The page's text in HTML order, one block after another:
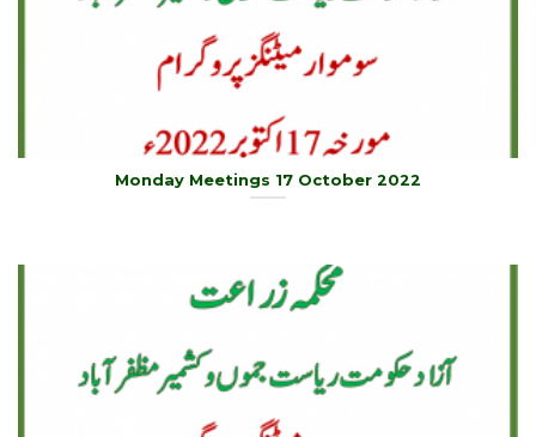
Monday Meetings 17 October 2022